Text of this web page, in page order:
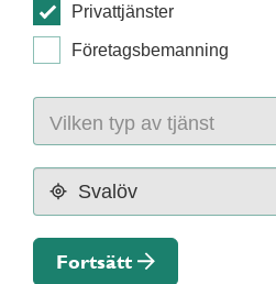
Privattjänster
Företagsbemanning
Fortsätt